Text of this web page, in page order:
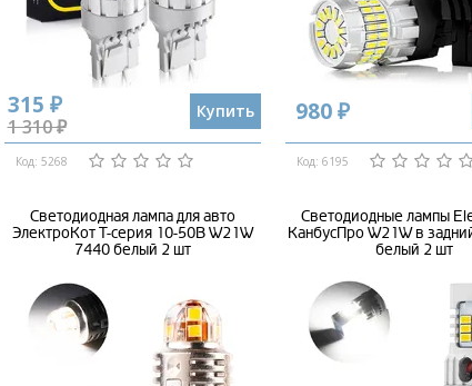
315 ₽
1 310 ₽
Купить
Код: 5268
980 ₽
Код: 6195
Светодиодная лампа для авто
ЭлектроКот Т-серия 10-50В W21W
7440 белый 2 шт
Светодиодные лампы
КанбусПро W21W в
белый 2 шт